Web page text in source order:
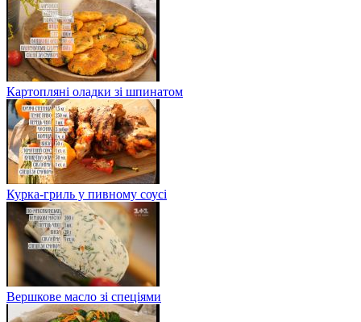
Картопляні оладки зі шпинатом
Курка-гриль у пивному соусі
Вершкове масло зі спеціями